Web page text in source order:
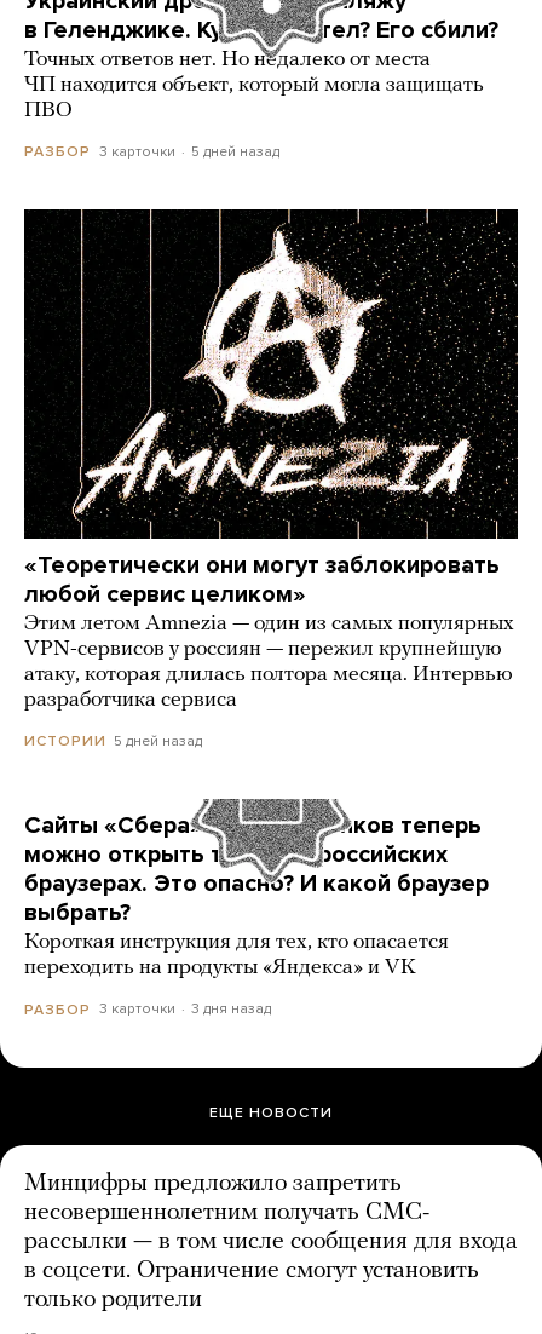
в Геленджике. Куда он летел? Его сбили?
Точных ответов нет. Но недалеко от места
ЧП находится объект, который могла защищать
ПВО
РАЗБОР 3 карточки 5 дней назад
«Теоретически они могут заблокировать
любой сервис целиком»
Этим летом Amnezia — один из самых популярных
VPN-сервисов у россиян — пережил крупнейшую
атаку, которая длилась полтора месяца. Интервью
разработчика сервиса
ИСТОРИИ 5 дней назад
Сайты «Сбера» и других банков теперь
можно открыть только в российских
браузерах. Это опасно? И какой браузер
выбрать?
Короткая инструкция для тех, кто опасается
переходить на продукты «Яндекса» и VK
РАЗБОР 3 карточки 3 дня назад
ЕЩЕ НОВОСТИ
Минцифры предложило запретить
несовершеннолетним получать СМС-
рассылки — в том числе сообщения для входа
в соцсети. Ограничение смогут установить
только родители